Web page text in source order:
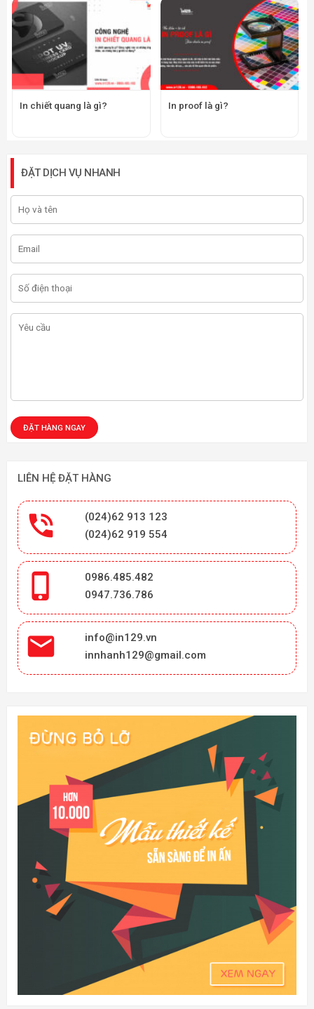
In chiết quang là gì? In proof là gì?
ĐẶT DỊCH VỤ NHANH
LIÊN HỆ ĐẶT HÀNG

(024)62 913 123
(024)62 919 554

0986.485.482
0947.736.786

info@in129.vn
innhanh129@gmail.com